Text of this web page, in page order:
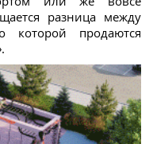
разница между
которой продаются